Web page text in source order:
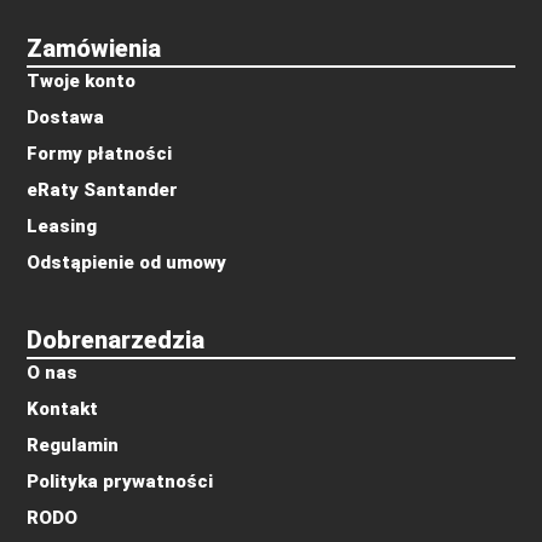
Dobrenarzedzia
O nas
Kontakt
Regulamin
Polityka prywatności
RODO
Zamówienia
Twoje konto
Dostawa
Formy płatności
eRaty Santander
Leasing
Odstąpienie od umowy